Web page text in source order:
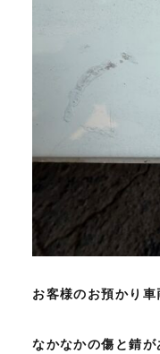
お客様のお預かり車
なかなかの傷と錆が